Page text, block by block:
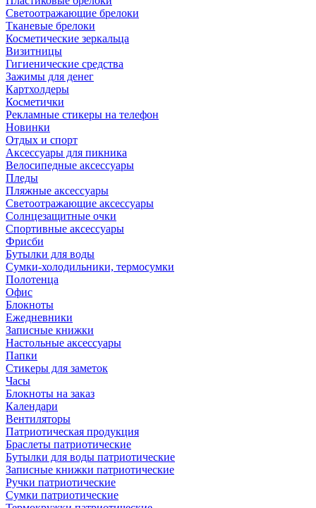
Светоотражающие брелоки
Тканевые брелоки
Косметические зеркальца
Визитницы
Гигиенические средства
Зажимы для денег
Картхолдеры
Косметички
Рекламные стикеры на телефон
Новинки
Отдых и спорт
Аксессуары для пикника
Велосипедные аксессуары
Пледы
Пляжные аксессуары
Светоотражающие аксессуары
Солнцезащитные очки
Спортивные аксессуары
Фрисби
Бутылки для воды
Сумки-холодильники, термосумки
Полотенца
Офис
Блокноты
Ежедневники
Записные книжки
Настольные аксессуары
Папки
Стикеры для заметок
Часы
Блокноты на заказ
Календари
Вентиляторы
Патриотическая продукция
Браслеты патриотические
Бутылки для воды патриотические
Записные книжки патриотические
Ручки патриотические
Сумки патриотические